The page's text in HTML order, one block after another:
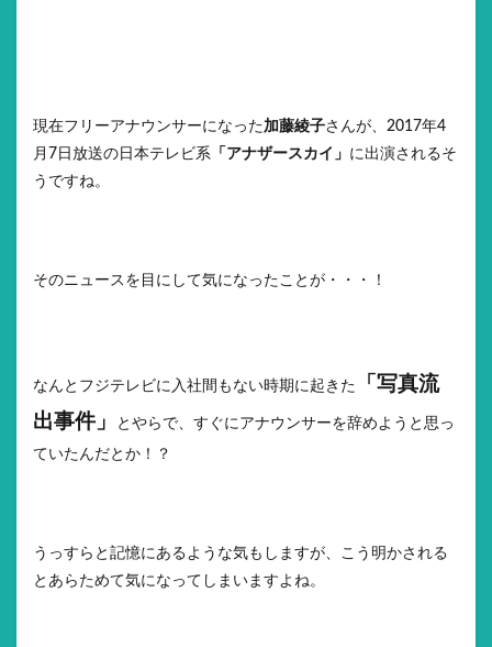
現在フリーアナウンサーになった加藤綾子さんが、2017年4
月7日放送の日本テレビ系 「アナザースカイ」 に出演されるそ
うですね。
そのニュースを目にして気になったことが・・・！
なんとフジテレビに入社間もない時期に起きた
「写真流
出事件」
とやらで、すぐにアナウンサーを辞めようと思っ
ていたんだとか！？
うっすらと記憶にあるような気もしますが、こう明かされる
とあらためて気になってしまいますよね。